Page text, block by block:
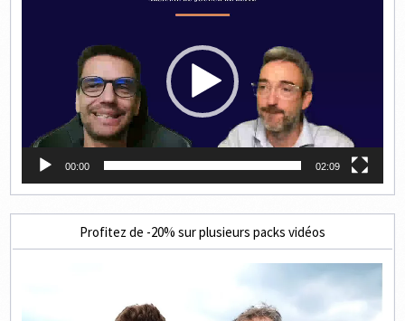
00:00 02:09
Profitez de -20% sur plusieurs packs vidéos